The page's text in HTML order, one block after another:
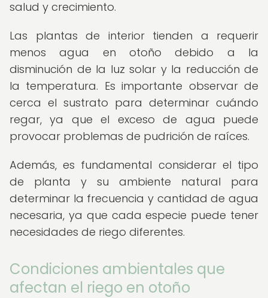
salud y crecimiento.
Las plantas de interior tienden a requerir
menos agua en otoño debido a la
disminución de la luz solar y la reducción de
la temperatura. Es importante observar de
cerca el sustrato para determinar cuándo
regar, ya que el exceso de agua puede
provocar problemas de pudrición de raíces.
Además, es fundamental considerar el tipo
de planta y su ambiente natural para
determinar la frecuencia y cantidad de agua
necesaria, ya que cada especie puede tener
necesidades de riego diferentes.
Condiciones ambientales que
afectan el riego en otoño